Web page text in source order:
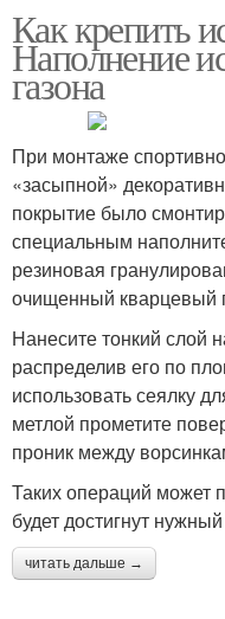
Как крепить
Наполнение
газона
При монтаже
«засыпной»
покрытие было
специальным
резиновая
очищенный кварцевый
Нанесите тонкий слой
распределив его по
использовать сеялку
метлой прометите
проник между
Таких операций может
будет достигнут
читать дальше →